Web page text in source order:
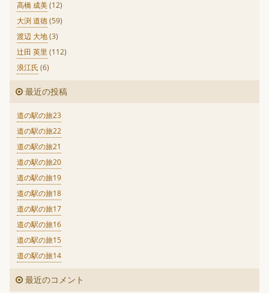
高橋 成美(12)
大渕 道徳(59)
渡辺 大地(3)
辻田 英里 (112)
浪江氏 (6)
最近の投稿
道の駅の旅23
道の駅の旅22
道の駅の旅21
道の駅の旅20
道の駅の旅19
道の駅の旅18
道の駅の旅17
道の駅の旅16
道の駅の旅15
道の駅の旅14
最近のコメント